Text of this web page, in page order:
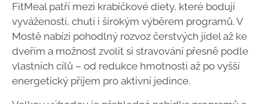
FitMeal patří mezi krabičkové diety, které bodují
vyvážeností, chutí i širokým výběrem programů. V
Mostě nabízí pohodlný rozvoz čerstvých jídel až ke
dveřím a možnost zvolit si stravování přesně podle
vlastních cílů – od redukce hmotnosti až po vyšší
energetický příjem pro aktivní jedince.